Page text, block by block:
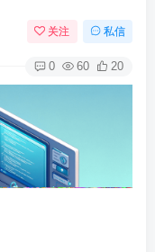
关注 私信
0 60 20